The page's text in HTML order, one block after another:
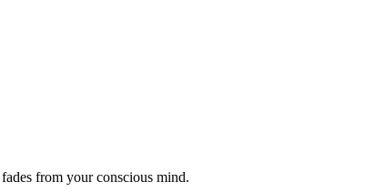
from your conscious mind.